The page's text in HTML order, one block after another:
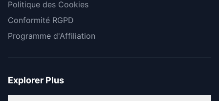
Politique des Cookies
Conformité RGPD
Programme d'Affiliation
Explorer Plus